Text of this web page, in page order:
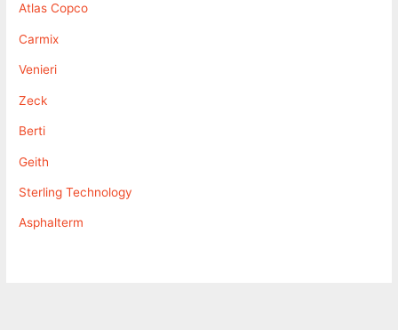
Atlas Copco
Carmix
Venieri
Zeck
Berti
Geith
Sterling Technology
Asphalterm